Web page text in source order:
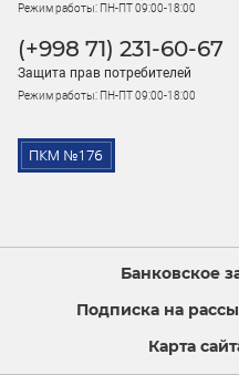
Режим работы: ПН-ПТ 09:00-18:00
(+998 71) 231-60-67
Защита прав потребителей
Режим работы: ПН-ПТ 09:00-18:00
Банковское
Подписка на
Карта